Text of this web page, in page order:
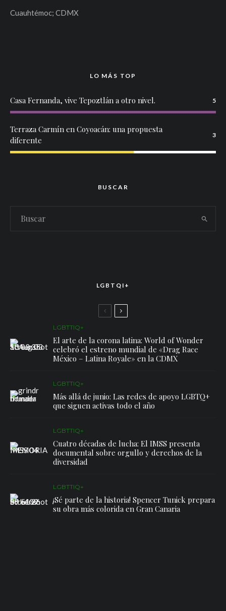
Cuauhtémoc; CDMX
LO MÁS TOP
Casa Fernanda, vive Tepoztlán a otro nivel. 5
Terraza Carmín en Coyoacán: una propuesta
diferente
3
BUSCAR
LGBTQI+
LGBTTIQ+
El arte de la corona latina: World of Wonder
celebró el estreno mundial de «Drag Race
México – Latina Royale» en la CDMX
LGBTTIQ+
Más allá de junio: Las redes de apoyo LGBTQ+
que siguen activas todo el año
LGBTTIQ+
Cuatro décadas de lucha: El IMSS presenta
documental sobre orgullo y derechos de la
diversidad
LGBTTIQ+
¡Sé parte de la historia! Spencer Tunick prepara
su obra más colorida en Gran Canaria